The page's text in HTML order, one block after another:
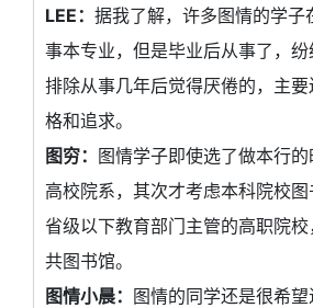
LEE： 据我了解，许多图情的学子
事本专业，但是毕业后从事了，
排除从事几年后觉得厌倦的，主
格和追求。
图穷： 图情学子即使选了做本行
高校院系，其次才考虑本科院校
省级以下教育部门主管的高职院
共图书馆。
图情小晨： 图情的同学还是很希